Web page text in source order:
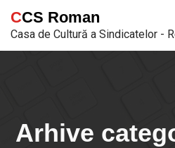
conținut
CCS Roman
Casa de Cultură a Sindicatelor -
Arhive